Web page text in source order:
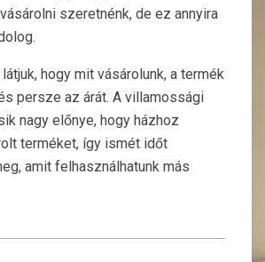
szeretnénk, de ez annyira
hogy mit vásárolunk, a termék
persze az árát. A villamossági
nagy előnye, hogy házhoz
terméket, így ismét időt
amit felhasználhatunk más